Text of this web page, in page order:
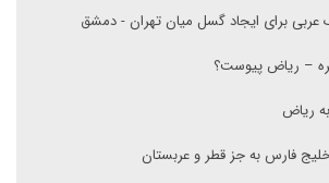
عربی برای ایجاد گسل میان تهران - دمشق
– ریاض پیوست؟
ریاض
فارس به جز قطر و عربستان